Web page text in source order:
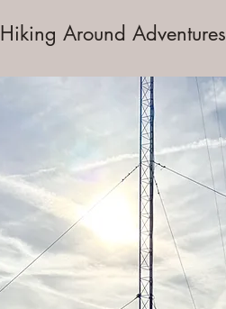
Hiking Around Adventures